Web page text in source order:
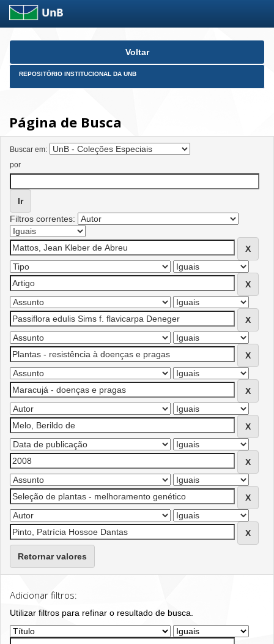
Skip
Voltar
REPOSITÓRIO INSTITUCIONAL DA UNB
Página de Busca
Buscar em:
por
Filtros correntes:
Retornar valores
Adicionar filtros:
Utilizar filtros para refinar o resultado de busca.